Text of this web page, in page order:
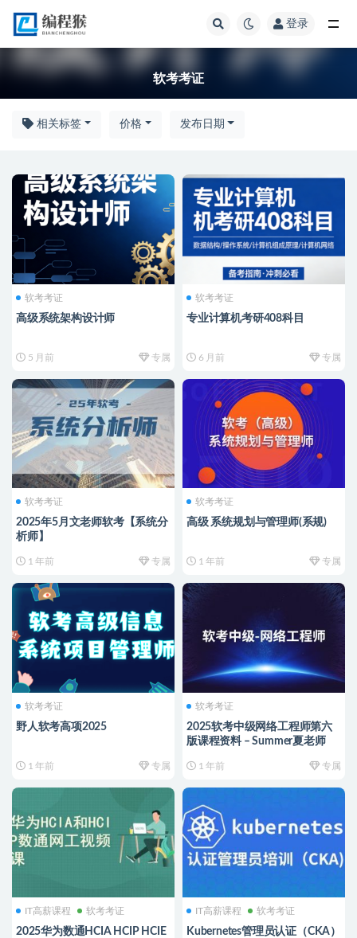
登录
软考考证
相关标签 价格 发布日期
软考考证
高级系统架构设计师
5 月前 专属
软考考证
专业计算机考研408科目
6 月前 专属
软考考证
2025年5月文老师软考【系统分
析师】
1 年前 专属
软考考证
高级 系统规划与管理师(系规)
1 年前 专属
软考考证
野人软考高项2025
1 年前 专属
软考考证
2025软考中级网络工程师第六
版课程资料 – Summer夏老师
1 年前 专属
IT高薪课程 软考考证
2025华为数通HCIA HCIP HCIE
IT高薪课程 软考考证
Kubernetes管理员认证（CKA）